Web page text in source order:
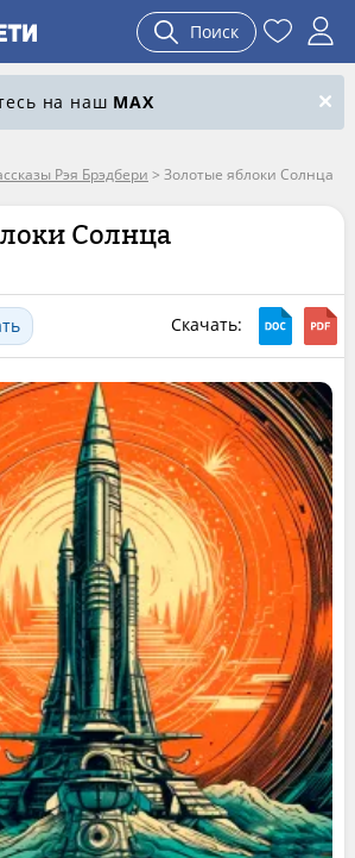
Поиск
на наш MAX
Рэя Брэдбери > Золотые яблоки Cолнца
Cолнца
Скачать: